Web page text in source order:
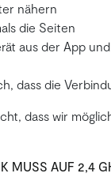
nähern
die Seiten
aus der App
dass die
dass wir
MUSS AUF 2,4